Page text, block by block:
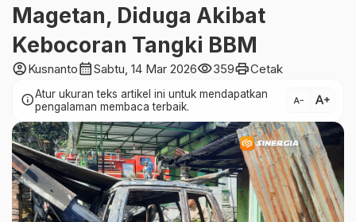
Magetan, Diduga Akibat
Kebocoran Tangki BBM
account_circleKusnantocalendar_monthSabtu, 14 Mar 2026visibility359printCetak
infoAtur ukuran teks artikel ini untuk mendapatkan
pengalaman membaca terbaik.
text_decrease text_increase